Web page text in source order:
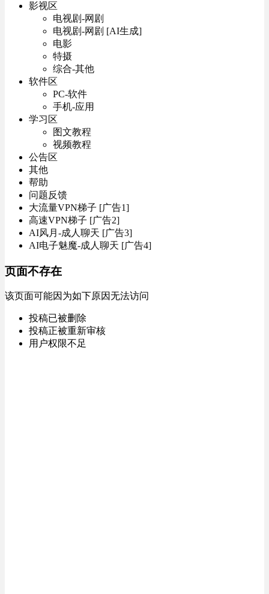
影视区
电视剧-网剧
电视剧-网剧 [AI生成]
电影
特摄
综合-其他
软件区
PC-软件
手机-应用
学习区
图文教程
视频教程
公告区
其他
帮助
问题反馈
大流量VPN梯子 [广告1]
高速VPN梯子 [广告2]
AI风月-成人聊天 [广告3]
AI电子魅魔-成人聊天 [广告4]
页面不存在
该页面可能因为如下原因无法访问
投稿已被删除
投稿正被重新审核
用户权限不足